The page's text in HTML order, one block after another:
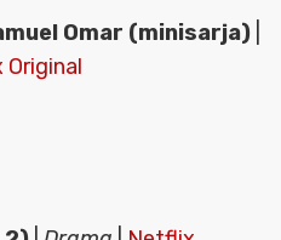
Omar (minisarja)